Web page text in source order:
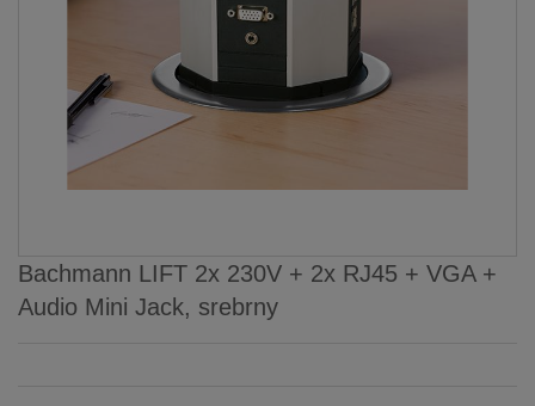
Bachmann LIFT 2x 230V + 2x RJ45 + VGA +
Audio Mini Jack, srebrny